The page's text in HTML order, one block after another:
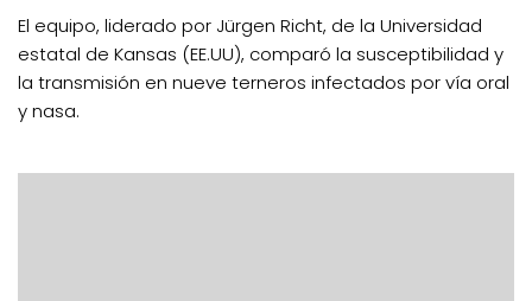
El equipo, liderado por Jürgen Richt, de la Universidad
estatal de Kansas (EE.UU), comparó la susceptibilidad y
la transmisión en nueve terneros infectados por vía oral
y nasa.